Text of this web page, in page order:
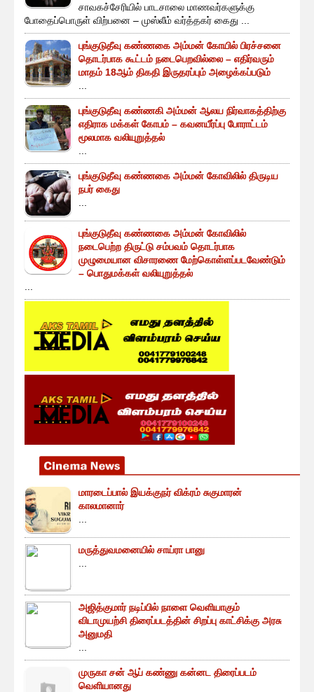
சாவகச்சேரியில் பாடசாலை மாணவர்களுக்கு
போதைப்பொருள் விற்பனை – முஸ்லீம் வர்த்தகர் கைது ...
புங்குடுதீவு கண்ணகை அம்மன் கோயில் பிரச்சனை
தொடர்பாக கூட்டம் நடைபெறவில்லை – எதிர்வரும்
மாதம் 18ஆம் திகதி இருதரப்பும் அழைக்கப்படும்
புங்குடுதீவு கண்ணகி அம்மன் ஆலய நிர்வாகத்திற்கு
எதிராக மக்கள் கோபம் – கவனயீர்ப்பு போராட்டம்
மூலமாக வலியுறுத்தல்
புங்குடுதீவு கண்ணகை அம்மன் கோவிலில் திருடிய
நபர் கைது
புங்குடுதீவு கண்ணகை அம்மன் கோவிலில்
நடைபெற்ற திருட்டு சம்பவம் தொடர்பாக
முழுமையான விசாரணை மேற்கொள்ளப்படவேண்டும்
– பொதுமக்கள் வலியுறுத்தல்
மாரடைப்பால் இயக்குநர் விக்ரம் சுகுமாரன்
காலமானார்
மருத்துவமனையில் சாய்ரா பானு
அஜித்குமார் நடிப்பில் நாளை வெளியாகும்
விடாமுயற்சி திரைப்படத்தின் சிறப்பு காட்சிக்கு அரசு
அனுமதி
முருகா சன் ஆப் கண்ணு கன்னட திரைப்படம்
வெளியானது